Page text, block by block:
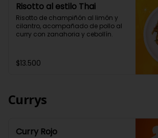
Risotto al estilo Thai
Risotto de champiñón al limón y
cilantro, acompañado de pollo al
curry con zanahoria y cebollín.
$13.500
Currys
Curry Rojo